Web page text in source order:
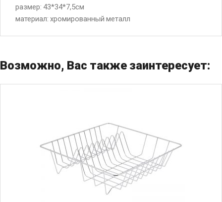
размер: 43*34*7,5см
материал: хромированный металл
Возможно, Вас также заинтересует: